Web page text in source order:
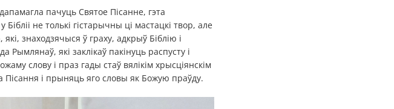
пачуць Святое Пісанне, гэта
не толькі гістарычны ці мастацкі твор, але
знаходзячыся ў граху, адкрыў Біблію і
які заклікаў пакінуць распусту і
слову і праз гады стаў вялікім хрысціянскім
і прыняць яго словы як Божую праўду.